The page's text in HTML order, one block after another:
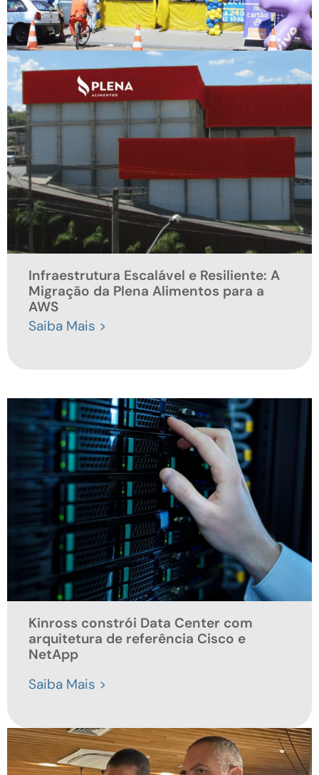
Migração Eletrozema
para a Nuvem AWS
Infraestrutura Escalável e Resiliente: A
Migração da Plena Alimentos para a
AWS
Saiba Mais >
Kinross constrói Data Center com
arquitetura de referência Cisco e
NetApp
Saiba Mais >